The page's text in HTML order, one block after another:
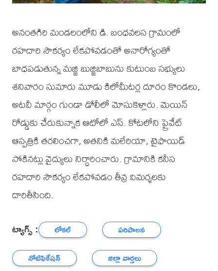
అనంతగిరి మండలంలోని డి. బంధవలస గ్రామంలో
రహదారి సౌకర్యం లేకపోవడంతో అనారోగ్యంతో
బాధపడుతున్న మజ్జి బుజ్జిబాబును కుటుంబ సభ్యులు
శనివారం సుమారు మూడు కిలోమీటర్ల దూరం కొండలు,
అటవీ మార్గం గుండా డోలీలో మోసుకెళ్లారు. మెయిన్
రోడ్డుకు చేరుకున్నాక ఆటోలో ఎస్. కోటలోని ప్రైవేట్
ఆస్పత్రికి తరలించగా, అతనికి మలేరియా, టైఫాయిడ్
సోకినట్లు వైద్యులు నిర్ధారించారు. గ్రామానికి కనీస
రహదారి సౌకర్యం లేకపోవడం తీవ్ర విమర్శలకు
దారితీసింది.
ట్యాగ్స్ : లోకల్
పరిపాలన
నోటిఫికేషన్
జిల్లా వార్తలు